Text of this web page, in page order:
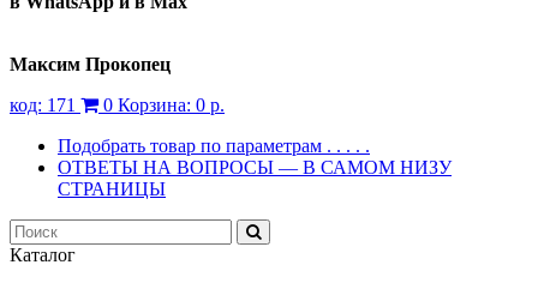
Максим Прокопец
код: 171 0 Корзина: 0 р.
Подобрать товар по параметрам . . . . .
ОТВЕТЫ НА ВОПРОСЫ — В САМОМ НИЗУ
СТРАНИЦЫ
Каталог